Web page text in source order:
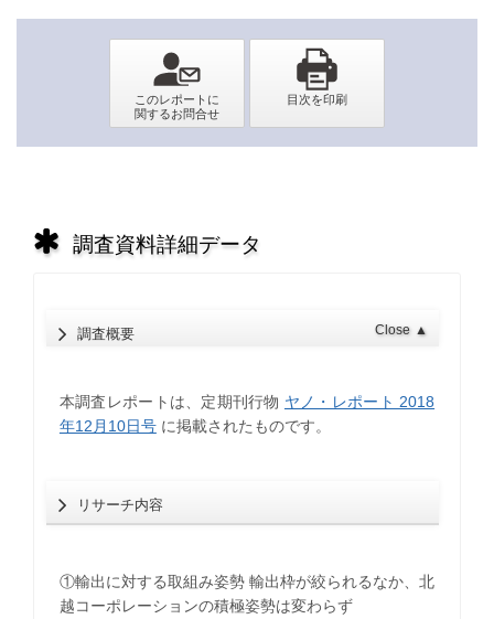
調査資料詳細データ
調査概要 Close ▲
本調査レポートは、定期刊行物 ヤノ・レポート 2018
年12月10日号に掲載されたものです。
リサーチ内容
①輸出に対する取組み姿勢 輸出枠が絞られるなか、北
越コーポレーションの積極姿勢は変わらず